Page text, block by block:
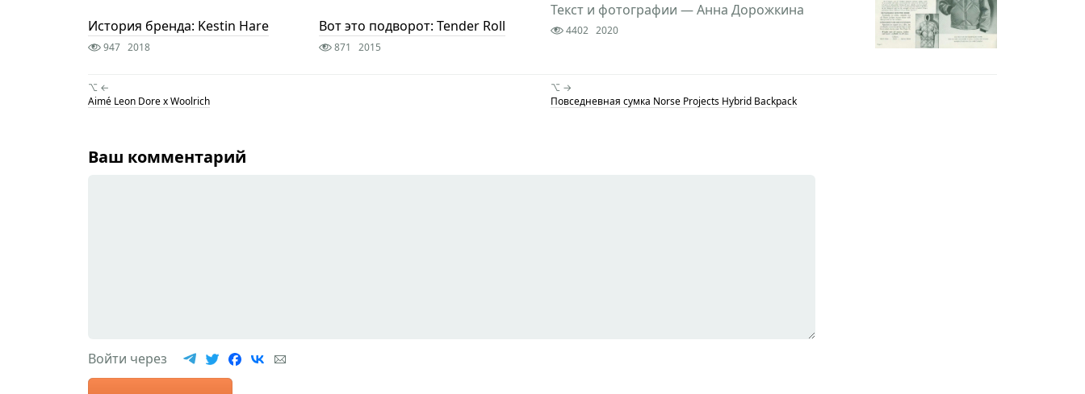
Текст и фотографии — Анна Дорожкина
4402 2020
История бренда: Kestin Hare
947 2018
Вот это подворот: Tender Roll
871 2015
⌥ ←
Aimé Leon Dore x Woolrich
⌥ →
Повседневная сумка Norse Projects Hybrid Backpack
Ваш комментарий
Войти через